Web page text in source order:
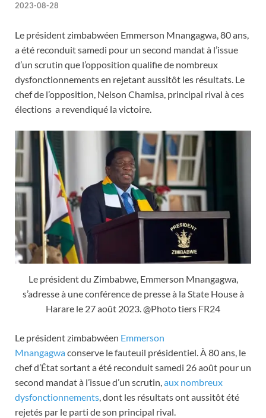
2023-08-28
Le président zimbabwéen Emmerson Mnangagwa, 80 ans,
a été reconduit samedi pour un second mandat à l’issue
d’un scrutin que l’opposition qualifie de nombreux
dysfonctionnements en rejetant aussitôt les résultats. Le
chef de l’opposition, Nelson Chamisa, principal rival à ces
élections a revendiqué la victoire.
Le président du Zimbabwe, Emmerson Mnangagwa,
s’adresse à une conférence de presse à la State House à
Harare le 27 août 2023. @Photo tiers FR24
Le président zimbabwéen Emmerson
Mnangagwaconserve le fauteuil présidentiel. À 80 ans, le
chef d’État sortant a été reconduit samedi 26 août pour un
second mandat à l’issue d’un scrutin,aux nombreux
dysfonctionnements, dont les résultats ont aussitôt été
rejetés par le parti de son principal rival.